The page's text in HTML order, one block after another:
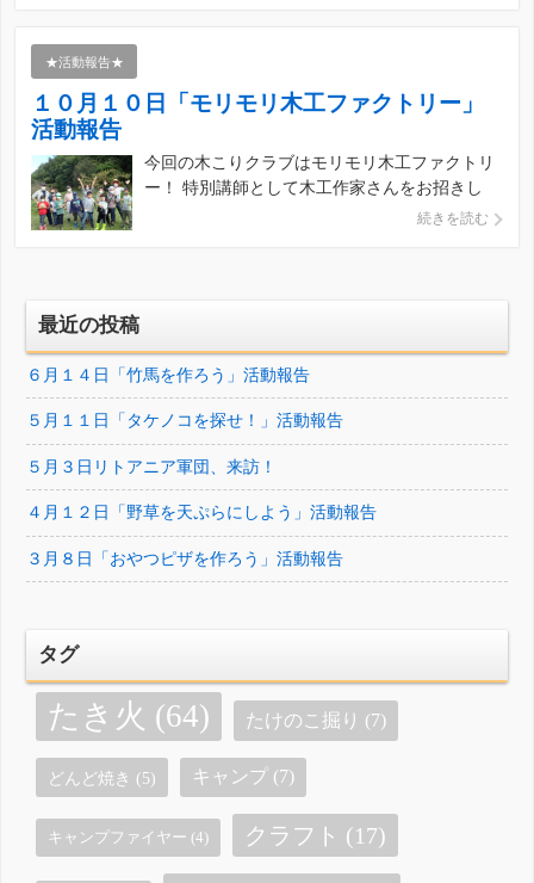
★活動報告★
１０月１０日「モリモリ木工ファクトリー」
活動報告
今回の木こりクラブはモリモリ木工ファクトリ
ー！ 特別講師として木工作家さんをお招きし
て、 いつもとは一味違った木こりのプログラム
続きを読む
最近の投稿
６月１４日「竹馬を作ろう」活動報告
５月１１日「タケノコを探せ！」活動報告
５月３日リトアニア軍団、来訪！
４月１２日「野草を天ぷらにしよう」活動報告
３月８日「おやつピザを作ろう」活動報告
タグ
たき火 (64) たけのこ掘り (7)
どんど焼き (5) キャンプ (7)
キャンプファイヤー (4) クラフト (17)